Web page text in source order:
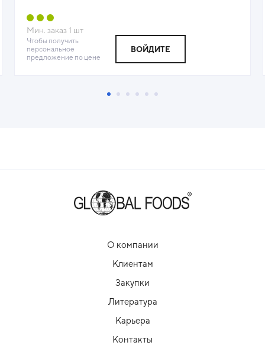
Мин. заказ 1 шт
Чтобы получить
персональное
предложение по цене
ВОЙДИТЕ
О компании
Клиентам
Закупки
Литература
Карьера
Контакты